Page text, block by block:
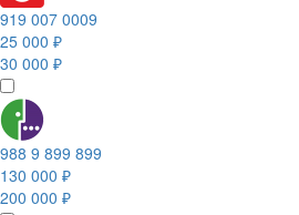
919 007 0009
25 000 ₽
30 000 ₽
988 9 899 899
130 000 ₽
200 000 ₽